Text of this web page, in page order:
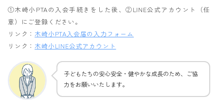
①木崎小PTAの入会手続きをした後、②LINE公式アカウント（任
意）にご登録ください。
リンク：木崎小PTA入会届の入力フォーム
リンク：木崎小LINE公式アカウント
子どもたちの安心安全・健やかな成長のため、ご協
力をお願いいたします。